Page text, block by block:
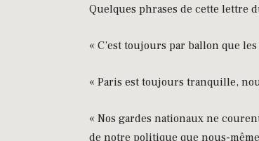
Quelques phrases de cette lettre
« C’est toujours par ballon que
« Paris est toujours tranquille,
« Nos gardes nationaux ne
de notre politique que nous-